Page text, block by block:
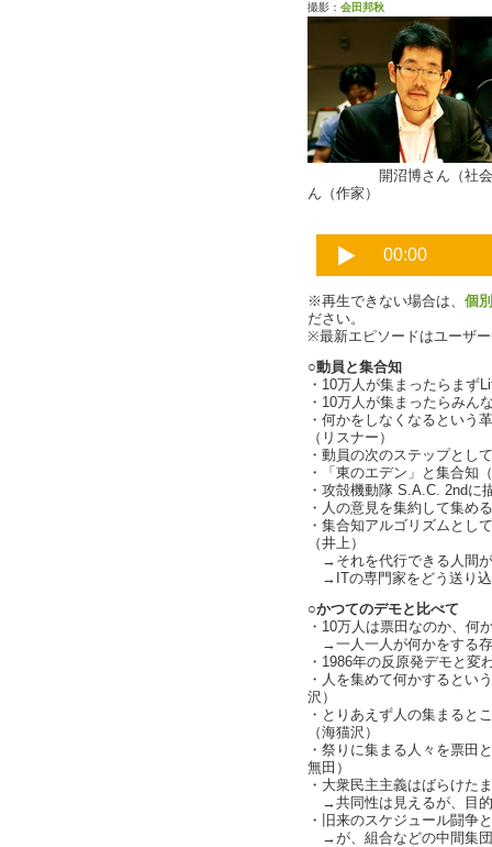
撮影： 会田邦秋
開沼博さん（
ん（作家）
※再生できない場合は、 個
ださい。
※最新エピソードはユーザ
○動員と集合知
・10万人が集まったらまず
・10万人が集まったらみん
・何かをしなくなるという
（リスナー）
・動員の次のステップとし
・「東のエデン」と集合知
・攻殻機動隊 S.A.C. 2ndに
・人の意見を集約して集め
・集合知アルゴリズムとし
（井上）
→それを代行できる人間
→ITの専門家をどう送り込
○かつてのデモと比べて
・10万人は票田なのか、何
→一人一人が何かをする存
・1986年の反原発デモと変
・人を集めて何かするとい
沢）
・とりあえず人の集まると
（海猫沢）
・祭りに集まる人々を票田
無田）
・大衆民主主義はばらけた
→共同性は見えるが、目
・旧来のスケジュール闘争
→が、組合などの中間集